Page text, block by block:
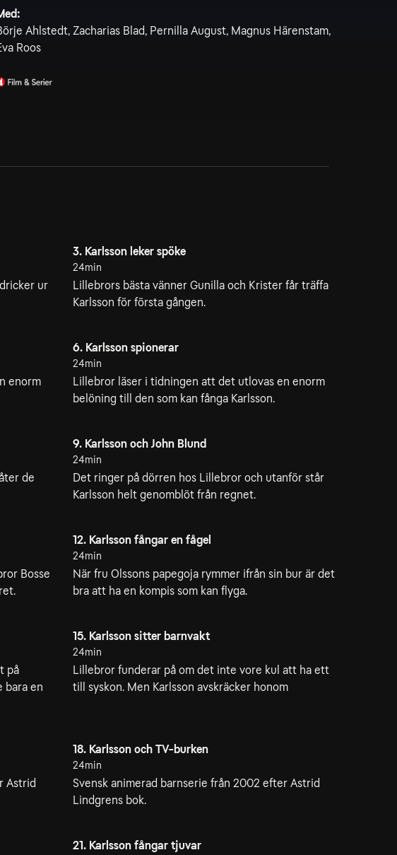
Ahlstedt, Zacharias Blad, Pernilla August, Magnus Härenstam,
Roos
ur
3. Karlsson leker spöke
24min
Lillebrors bästa vänner Gunilla och Krister får träffa
Karlsson för första gången.
enorm
6. Karlsson spionerar
24min
Lillebror läser i tidningen att det utlovas en enorm
belöning till den som kan fånga Karlsson.
de
9. Karlsson och John Blund
24min
Det ringer på dörren hos Lillebror och utanför står
Karlsson helt genomblöt från regnet.
Bosse
12. Karlsson fångar en fågel
24min
När fru Olssons papegoja rymmer ifrån sin bur är det
bra att ha en kompis som kan flyga.
på
bara en
15. Karlsson sitter barnvakt
24min
Lillebror funderar på om det inte vore kul att ha ett
till syskon. Men Karlsson avskräcker honom
Astrid
18. Karlsson och TV-burken
24min
Svensk animerad barnserie från 2002 efter Astrid
Lindgrens bok.
21. Karlsson fångar tjuvar